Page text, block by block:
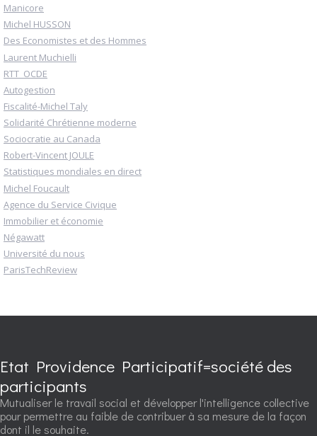
Manicore
Michel HUSSON
Des Economistes et des Hommes
Laurent Muchielli
RTT_OCDE
Autogestion
Fiscalité-Michel Taly
Solidarité Chrétienne moderne
Sociocratie au Canada
Robert-Vincent JOULE
Statistiques mondiales en direct
Michel Foucault
Agence du Service Civique
Immobilier et économie
Négawatt
Université du nous
ParisTechReview
Etat Providence Participatif=société des
participants
Mutualiser le travail social et développer l'intelligence collective
pour permettre au faible de contribuer à sa mesure de la façon
dont il le souhaite.